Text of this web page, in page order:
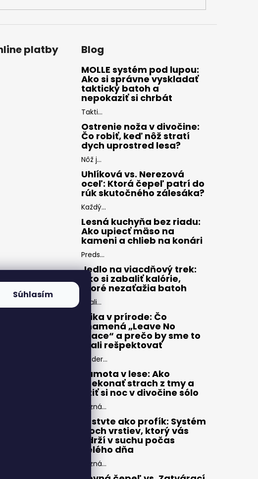
Súhlasím
platby Blog
MOLLE systém pod lupou:
Ako si správne vyskladať
taktický batoh a
nepokaziť si chrbát
Takti...
Ostrenie noža v divočine:
Čo robiť, keď nôž stratí
dych uprostred lesa?
Nôž j...
Uhlíková vs. Nerezová
oceľ: Ktorá čepeľ patrí do
rúk skutočného zálesáka?
Každý...
Lesná kuchyňa bez riadu:
Ako upiecť mäso na
kameni a chlieb na konári
Preds...
Jedlo na viacdňový trek:
Ako si zabaliť kalórie,
ktoré nezaťažia batoh
Zbali...
Etika v prírode: Čo
znamená „Leave No
Trace“ a prečo by sme to
mali rešpektovať
Moder...
Samota v lese: Ako
prekonať strach z tmy a
užiť si noc v divočine sólo
Pozná...
Vrstvte ako profík: Systém
troch vrstiev, ktorý vás
udrží v suchu počas
celého dňa
Pozná...